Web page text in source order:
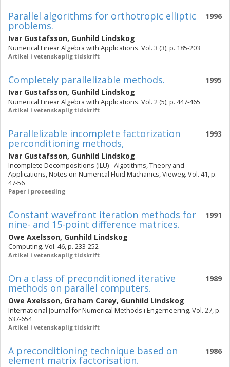
1996
Parallel algorithms for orthotropic elliptic
problems.
Ivar Gustafsson, Gunhild Lindskog
Numerical Linear Algebra with Applications. Vol. 3 (3), p. 185-203
Artikel i vetenskaplig tidskrift
1995
Completely parallelizable methods.
Ivar Gustafsson, Gunhild Lindskog
Numerical Linear Algebra with Applications. Vol. 2 (5), p. 447-465
Artikel i vetenskaplig tidskrift
1993
Parallelizable incomplete factorization
perconditioning methods,
Ivar Gustafsson, Gunhild Lindskog
Incomplete Decompositions (ILU) - Algotithms, Theory and
Applications, Notes on Numerical Fluid Machanics, Vieweg. Vol. 41, p.
47-56
Paper i proceeding
1991
Constant wavefront iteration methods for
nine- and 15-point difference matrices.
Owe Axelsson, Gunhild Lindskog
Computing. Vol. 46, p. 233-252
Artikel i vetenskaplig tidskrift
1989
On a class of preconditioned iterative
methods on parallel computers.
Owe Axelsson, Graham Carey, Gunhild Lindskog
International Journal for Numerical Methods i Engerneering. Vol. 27, p.
637-654
Artikel i vetenskaplig tidskrift
1986
A preconditioning technique based on
element matrix factorisation.